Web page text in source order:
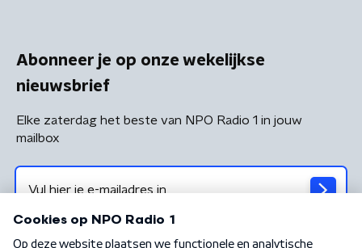
Abonneer je op onze wekelijkse
nieuwsbrief
Elke zaterdag het beste van NPO Radio 1 in jouw
mailbox